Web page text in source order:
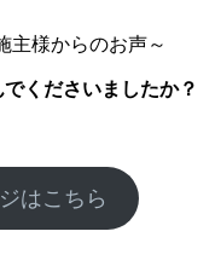
主様からのお声～
くださいましたか？
はこちら